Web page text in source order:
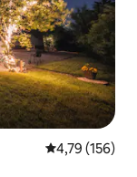
4,79 (156)